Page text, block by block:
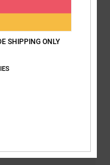
dieses Produkt
Verhältnis
SHIPPING ONLY